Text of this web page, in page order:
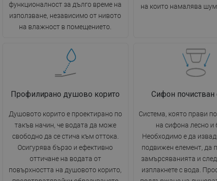
функционалност за дълго време на
използване, независимо от нивото
на влажност в помещението.
на които намалява
Профилирано душово корито
Душовото корито е проектирано по
такъв начин, че водата да може
свободно да се стича към оттока.
Осигурява бързо и ефективно
оттичане на водата от
повърхността на душовото корито,
Сифон почистван
Система, която прави
на сифона лесно и
Необходимо е да
подвижен елемент, да
замърсяванията и
изплакнете с вода.